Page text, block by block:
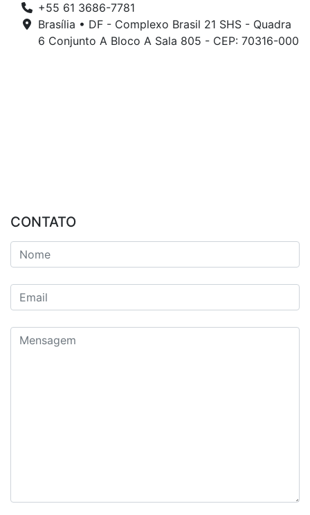
+55 61 3686-7781
Brasília • DF - Complexo Brasil 21 SHS - Quadra
6 Conjunto A Bloco A Sala 805 - CEP: 70316-000
CONTATO